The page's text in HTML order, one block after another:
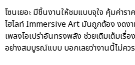
โซนเยอะ มีชิ้นงานให้ชมแบบจุใจ คุ้มค่าร
ไฮไลท์ Immersive Art มันถูกต้อง งดงา
เพลงโอเปร่าอันทรงพลัง ช่วยเติมเต็มเรื่อ
อย่างสมบูรณ์แบบ บอกเลยว่างานนี้ไม่คว